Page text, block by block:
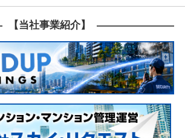
体工事内容】 木造住宅、空き家、借地、アパート、
カーポート、植木… 【別事業】 賃貸マンション運
業
事、プチ解体、アスベスト調査、アスベスト関連工
事、外構工事、駐車場工事、大規模解体など… 【解
体工事内容】 木造住宅、空き家、借地、アパート、
マンション、ビル、倉庫、納屋、平屋、井戸、庭石、
カーポート、植木… 【別事業】 賃貸マンション運
営・管理、不動産仲介や買取などの不動産事業警備
業
府藤井寺市に事務所を構え、解体工事のプロフェッシ
ど南河内地区から奈良県西部など木造・鉄骨・RC造
など構造、規模問わず解体工事を承ります。 他社に
ない株式会社スカイリクエストの強みは、解体事業と
並行して不動産事業も経営していますので解体後の土
地活用のご相談など細やかなご提案が可能な点で
の需要は年々増加しています。空き家をお持ち、また
は解体工事を検討されている方気軽にご相談くださ
い。 問い合わせや相談などはこちらのHPから無料で
【当社事業紹介】